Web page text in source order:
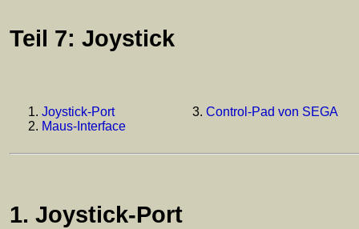
Teil 7: Joystick
Joystick-Port
Maus-Interface
Control-Pad von SEGA
1. Joystick-Port